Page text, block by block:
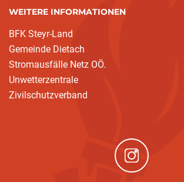
WEITERE INFORMATIONEN
BFK Steyr-Land
Gemeinde Dietach
Stromausfälle Netz OÖ.
Unwetterzentrale
Zivilschutzverband
(neues Fenster)